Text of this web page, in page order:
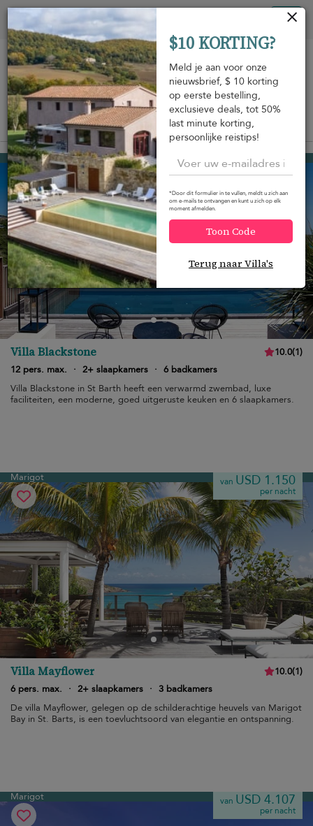
Bekijk op de kaart
Marigot vanUSD 3.614
Villa Blackstone 10.0(1)
12 pers. max.
· 2+ slaapkamers · 6 badkamers
Villa Blackstone in St Barth heeft een verwarmd zwembad, luxe
faciliteiten, een moderne, goed uitgeruste keuken en 6 slaapkamers.
Marigot van USD 1.150
per nacht
Villa Mayflower 10.0(1)
6 pers. max.
· 2+ slaapkamers · 3 badkamers
De villa Mayflower, gelegen op de schilderachtige heuvels van Marigot
Bay in St. Barts, is een toevluchtsoord van elegantie en ontspanning.
Marigot van USD 4.107
per nacht
$10 KORTING?
Meld je aan voor onze
nieuwsbrief, $ 10 korting
op eerste bestelling,
exclusieve deals, tot 50%
last minute korting,
persoonlijke reistips!
*Door dit formulier in te vullen, meldt u zich aan
om e-mails te ontvangen en kunt u zich op elk
moment afmelden.
Toon Code
Terug naar Villa's
Cookies beheer paneel